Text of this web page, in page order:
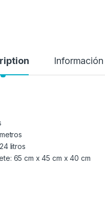
litros
65 cm x 45 cm x 40 cm